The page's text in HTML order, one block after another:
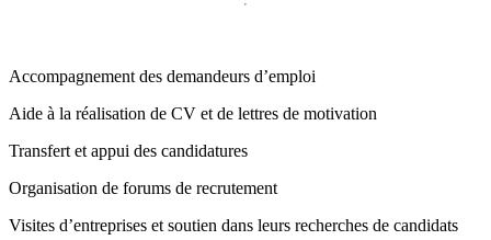
Accompagnement des demandeurs d’emploi
Aide à la réalisation de CV et de lettres de motivation
Transfert et appui des candidatures
Organisation de forums de recrutement
Visites d’entreprises et soutien dans leurs recherches de candidats